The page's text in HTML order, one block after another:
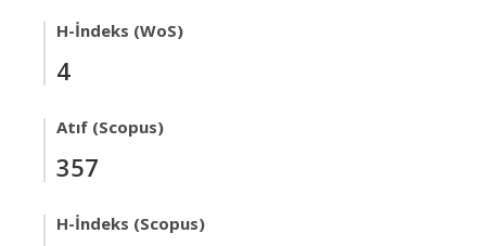
H-İndeks (WoS)
4
Atıf (Scopus)
357
H-İndeks (Scopus)